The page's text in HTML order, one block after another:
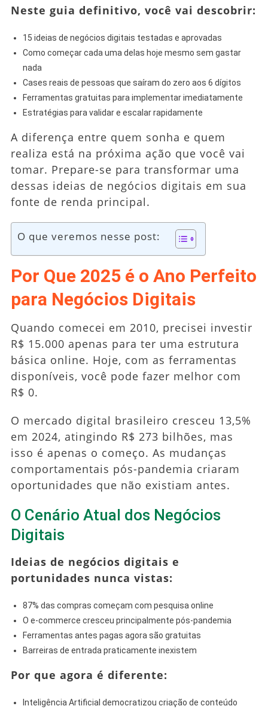
Neste guia definitivo, você vai descobrir:
15 ideias de negócios digitais testadas e aprovadas
Como começar cada uma delas hoje mesmo sem gastar
nada
Cases reais de pessoas que saíram do zero aos 6 dígitos
Ferramentas gratuitas para implementar imediatamente
Estratégias para validar e escalar rapidamente
A diferença entre quem sonha e quem
realiza está na próxima ação que você vai
tomar. Prepare-se para transformar uma
dessas ideias de negócios digitais em sua
fonte de renda principal.
O que veremos nesse post:
Por Que 2025 é o Ano Perfeito
para Negócios Digitais
Quando comecei em 2010, precisei investir
R$ 15.000 apenas para ter uma estrutura
básica online. Hoje, com as ferramentas
disponíveis, você pode fazer melhor com
R$ 0.
O mercado digital brasileiro cresceu 13,5%
em 2024, atingindo R$ 273 bilhões, mas
isso é apenas o começo. As mudanças
comportamentais pós-pandemia criaram
oportunidades que não existiam antes.
O Cenário Atual dos Negócios
Digitais
Ideias de negócios digitais e
portunidades nunca vistas:
87% das compras começam com pesquisa online
O e-commerce cresceu principalmente pós-pandemia
Ferramentas antes pagas agora são gratuitas
Barreiras de entrada praticamente inexistem
Por que agora é diferente:
Inteligência Artificial democratizou criação de conteúdo